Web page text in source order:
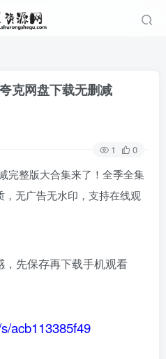
克网盘下载无删减
1 0
完整版大合集来了！全季全集
无广告无水印，支持在线观
先保存再下载手机观看
acb113385f49